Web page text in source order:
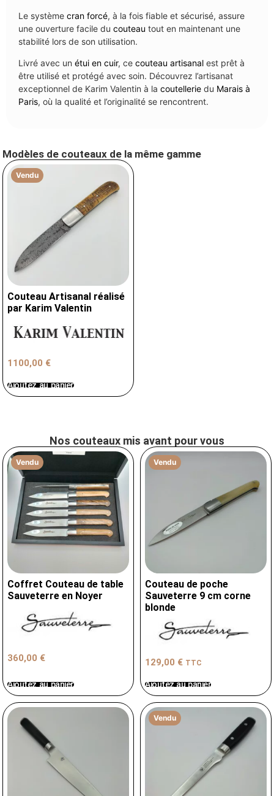
Le système cran forcé, à la fois fiable et sécurisé, assure
une ouverture facile du couteau tout en maintenant une
stabilité lors de son utilisation.
Livré avec un étui en cuir, ce couteau artisanal est prêt à
être utilisé et protégé avec soin. Découvrez l’artisanat
exceptionnel de Karim Valentin à la coutellerie du Marais à
Paris, où la qualité et l’originalité se rencontrent.
Modèles de couteaux de la même gamme
Vendu
Couteau Artisanal réalisé
par Karim Valentin
1100,00 €
Ajoutez au panier
Nos couteaux mis avant pour vous
Vendu
Coffret Couteau de table
Sauveterre en Noyer
360,00 €
Ajoutez au panier
Vendu
Couteau de poche
Sauveterre 9 cm corne
blonde
129,00 € TTC
Ajoutez au panier
Vendu